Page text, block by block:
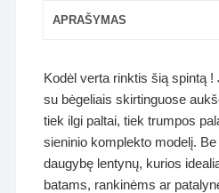
APRAŠYMAS
Kodėl verta rinktis šią spintą
su bėgeliais skirtinguose
tiek ilgi paltai, tiek trumpos
sieninio komplekto modelį.
daugybę lentynų, kurios
batams, rankinėms ar